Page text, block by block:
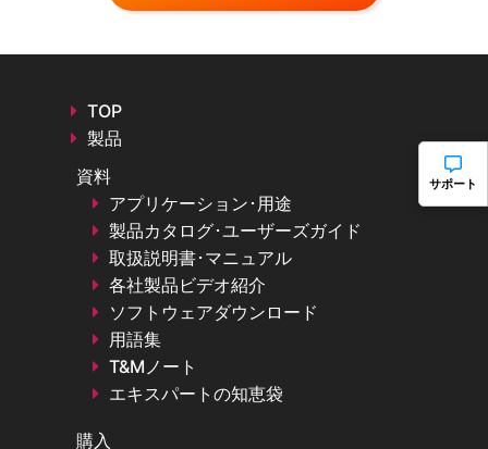
TOP
製品
資料
アプリケーション･用途
製品カタログ･ユーザーズガイド
取扱説明書･マニュアル
各社製品ビデオ紹介
ソフトウェアダウンロード
用語集
T&Mノート
エキスパートの知恵袋
購入
サポート